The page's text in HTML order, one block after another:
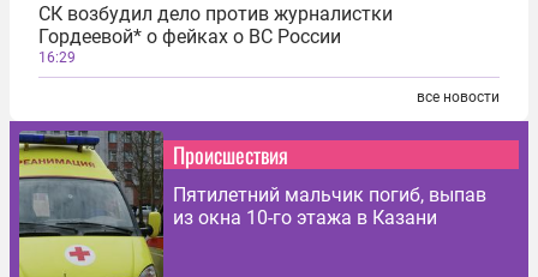
СК возбудил дело против журналистки
Гордеевой* о фейках о ВС России
16:29
все новости
Происшествия
Пятилетний мальчик погиб, выпав
из окна 10-го этажа в Казани